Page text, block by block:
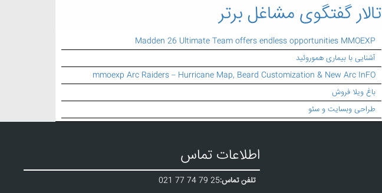
تالار گفتگوی مشاغل برتر
Madden 26 Ultimate Team offers endless opportunities MMOEXP
آشنایی با بیماری هموروئید
mmoexp Arc Raiders – Hurricane Map, Beard Customization & New Arc InFO
باغ ویلا فروش
طراحی وبسایت و سئو
اطلاعات تماس
تلفن تماس:021 77 74 79 25